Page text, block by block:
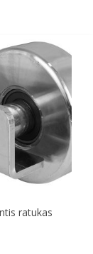
ratukas